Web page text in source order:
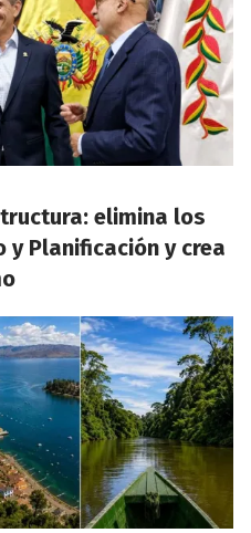
elimina los
y Planificación y crea